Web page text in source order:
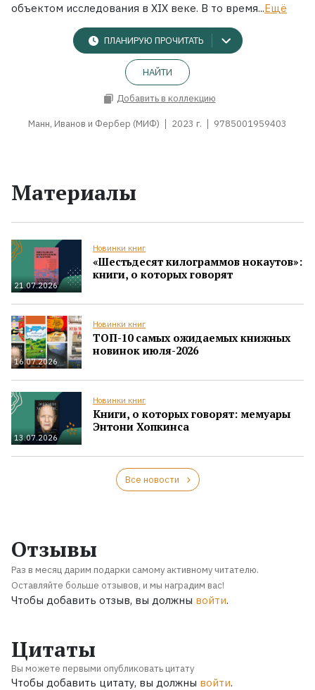
объектом исследования в XIX веке. В то время...Ещё
ПЛАНИРУЮ ПРОЧИТАТЬ
НАЙТИ
Добавить в коллекцию
Манн, Иванов и Фербер (МИФ) 2023 г. 9785001959403
Материалы
21.07.2026
Новинки книг
«Шестьдесят килограммов нокаутов»:
книги, о которых говорят
16.07.2026
Новинки книг
ТОП-10 самых ожидаемых книжных
новинок июля-2026
13.07.2026
Новинки книг
Книги, о которых говорят: мемуары
Энтони Хопкинса
Все новости
Отзывы
Раз в месяц дарим подарки самому активному читателю.
Оставляйте больше отзывов, и мы наградим вас!
Чтобы добавить отзыв, вы должны войти.
Цитаты
Вы можете первыми опубликовать цитату
Чтобы добавить цитату, вы должны войти.